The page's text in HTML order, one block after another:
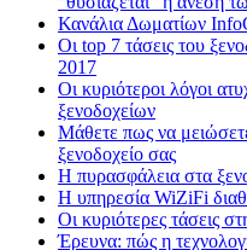
Κανάλια Δωματίων
Οι top 7 τάσεις του
2017
Οι κυριότεροι λόγοι
ξενοδοχείων
Μάθετε πως να
ξενοδοχείο σας
Η πυρασφάλεια στα
Η υπηρεσία WiZiFi
Οι κυριότερες τάσεις
Έρευνα: πώς η